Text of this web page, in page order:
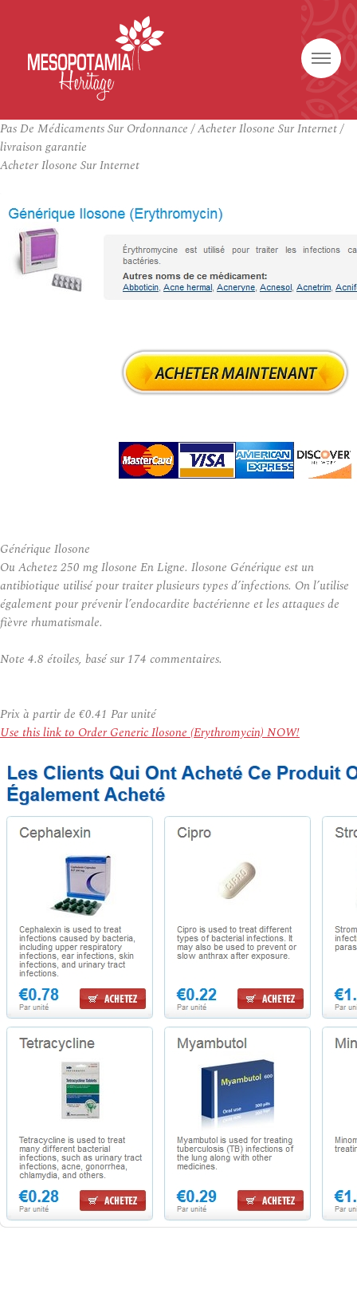
Pas De Médicaments Sur Ordonnance / Acheter Ilosone Sur Internet /
livraison garantie
Acheter Ilosone Sur Internet
Générique Ilosone
Ou Achetez 250 mg Ilosone En Ligne. Ilosone Générique est un
antibiotique utilisé pour traiter plusieurs types d’infections. On l’utilise
également pour prévenir l’endocardite bactérienne et les attaques de
fièvre rhumatismale.
Note 4.8 étoiles, basé sur 174 commentaires.
Prix à partir de €0.41 Par unité
Use this link to Order Generic Ilosone (Erythromycin) NOW!